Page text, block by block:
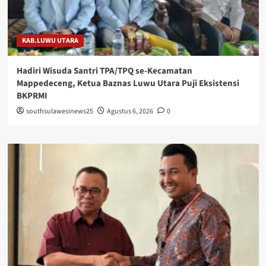
KAB.LUWU UTARA
Hadiri Wisuda Santri TPA/TPQ se-Kecamatan
Mappedeceng, Ketua Baznas Luwu Utara Puji Eksistensi
BKPRMI
southsulawesinews25 Agustus 6, 2026 0